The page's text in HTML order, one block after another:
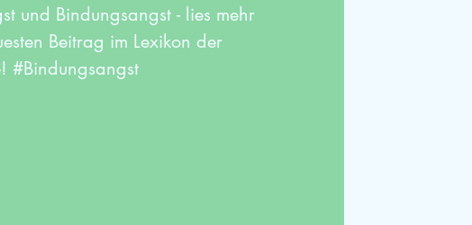
und Bindungsangst - lies mehr
Beitrag im Lexikon der
#Bindungsangst